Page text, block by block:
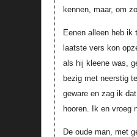
kennen, maar, om
Eenen alleen heb ik
laatste vers kon
als hij kleene was,
bezig met neerstig
geware en zag ik
hooren. Ik en vroeg
De oude man, met